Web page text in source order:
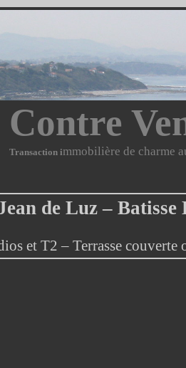
Contre
Transaction immobilière de charme
de Luz –
et T2 – Terrasse